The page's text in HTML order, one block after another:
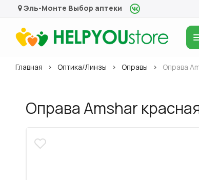
Эль-Монте Выбор аптеки
Главная Оптика/Линзы Оправы Оправа
Оправа Amshar